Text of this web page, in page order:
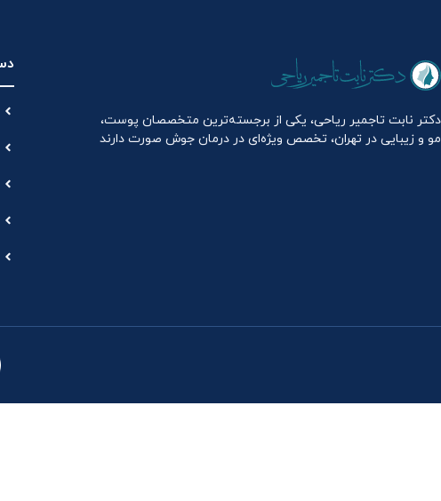
دکتر نابت تاجمیر ریاحی، یکی از برجسته‌ترین متخصصان پوست،
مو و زیبایی در تهران، تخصص ویژه‌ای در درمان جوش صورت دارند